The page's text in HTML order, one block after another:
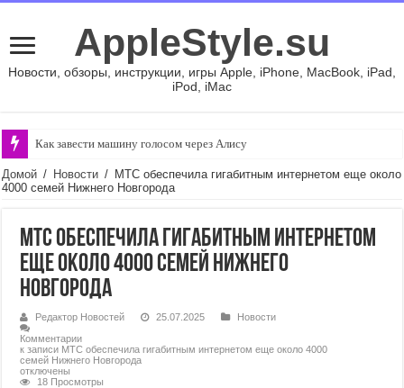
AppleStyle.su
Новости, обзоры, инструкции, игры Apple, iPhone, MacBook, iPad,
iPod, iMac
Как завести машину голосом через Алису
Домой / Новости / МТС обеспечила гигабитным интернетом еще около
4000 семей Нижнего Новгорода
МТС обеспечила гигабитным интернетом
еще около 4000 семей Нижнего
Новгорода
Редактор Новостей 25.07.2025
Новости
Комментарии
к записи МТС обеспечила гигабитным интернетом еще около 4000
семей Нижнего Новгорода
отключены
18 Просмотры